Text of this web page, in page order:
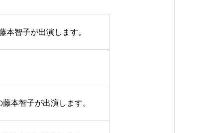
本智子が出演します。
本智子が出演します。